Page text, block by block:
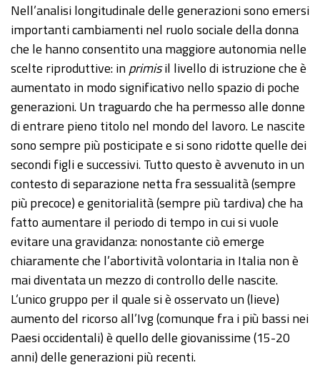
Nell’analisi longitudinale delle generazioni sono emersi
importanti cambiamenti nel ruolo sociale della donna
che le hanno consentito una maggiore autonomia nelle
scelte riproduttive: inprimisil livello di istruzione che è
aumentato in modo significativo nello spazio di poche
generazioni. Un traguardo che ha permesso alle donne
di entrare pieno titolo nel mondo del lavoro. Le nascite
sono sempre più posticipate e si sono ridotte quelle dei
secondi figli e successivi. Tutto questo è avvenuto in un
contesto di separazione netta fra sessualità (sempre
più precoce) e genitorialità (sempre più tardiva) che ha
fatto aumentare il periodo di tempo in cui si vuole
evitare una gravidanza: nonostante ciò emerge
chiaramente che l’abortività volontaria in Italia non è
mai diventata un mezzo di controllo delle nascite.
L’unico gruppo per il quale si è osservato un (lieve)
aumento del ricorso all’Ivg (comunque fra i più bassi nei
Paesi occidentali) è quello delle giovanissime (15-20
anni) delle generazioni più recenti.